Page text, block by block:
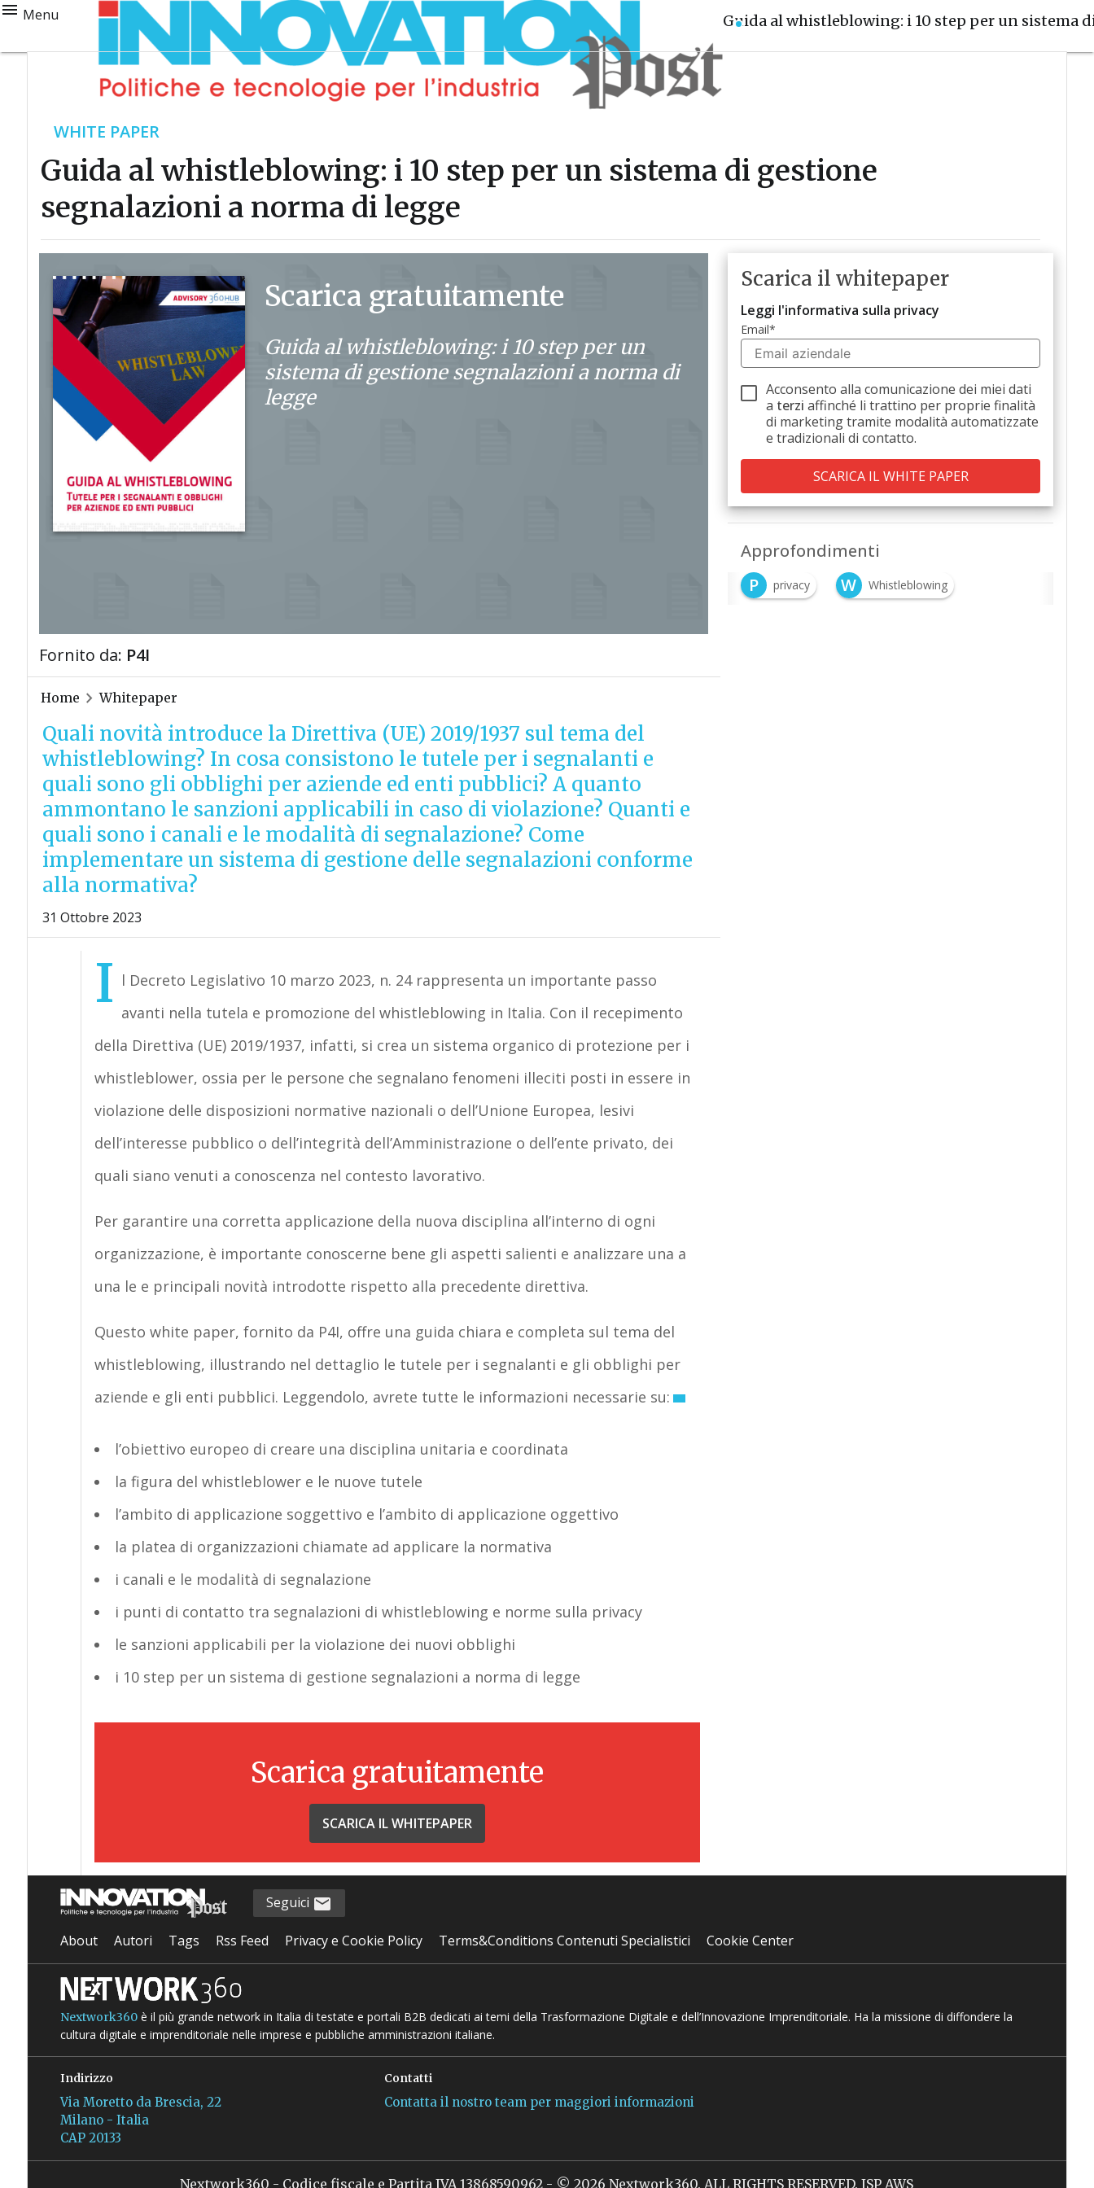
Menu Guida al whistleblowing: i 10 step per un sistema
WHITE PAPER
Guida al whistleblowing: i 10 step per un sistema di gestione
segnalazioni a norma di legge
Scarica gratuitamente
Guida al whistleblowing: i 10 step per un
sistema di gestione segnalazioni a norma di
legge
Fornito da: P4I
Home Whitepaper
Quali novità introduce la Direttiva (UE) 2019/1937 sul tema del
whistleblowing? In cosa consistono le tutele per i segnalanti e
quali sono gli obblighi per aziende ed enti pubblici? A quanto
ammontano le sanzioni applicabili in caso di violazione? Quanti e
quali sono i canali e le modalità di segnalazione? Come
implementare un sistema di gestione delle segnalazioni conforme
alla normativa?
31 Ottobre 2023
I l Decreto Legislativo 10 marzo 2023, n. 24 rappresenta un importante passo
avanti nella tutela e promozione del whistleblowing in Italia. Con il recepimento
della Direttiva (UE) 2019/1937, infatti, si crea un sistema organico di protezione per i
whistleblower, ossia per le persone che segnalano fenomeni illeciti posti in essere in
violazione delle disposizioni normative nazionali o dell’Unione Europea, lesivi
dell’interesse pubblico o dell’integrità dell’Amministrazione o dell’ente privato, dei
quali siano venuti a conoscenza nel contesto lavorativo.
Per garantire una corretta applicazione della nuova disciplina all’interno di ogni
organizzazione, è importante conoscerne bene gli aspetti salienti e analizzare una a
una le e principali novità introdotte rispetto alla precedente direttiva.
Questo white paper, fornito da P4I, offre una guida chiara e completa sul tema del
whistleblowing, illustrando nel dettaglio le tutele per i segnalanti e gli obblighi per
aziende e gli enti pubblici. Leggendolo, avrete tutte le informazioni necessarie su:
l’obiettivo europeo di creare una disciplina unitaria e coordinata
la figura del whistleblower e le nuove tutele
l’ambito di applicazione soggettivo e l’ambito di applicazione oggettivo
la platea di organizzazioni chiamate ad applicare la normativa
i canali e le modalità di segnalazione
i punti di contatto tra segnalazioni di whistleblowing e norme sulla privacy
le sanzioni applicabili per la violazione dei nuovi obblighi
i 10 step per un sistema di gestione segnalazioni a norma di legge
Scarica gratuitamente
SCARICA IL WHITEPAPER
Scarica il whitepaper
Leggi l'informativa sulla privacy
Email*
Acconsento alla comunicazione dei miei dati
a terzi affinché li trattino per proprie finalità
di marketing tramite modalità automatizzate
e tradizionali di contatto.
Approfondimenti
P
privacy W Whistleblowing
Seguici
About Autori Tags Rss Feed Privacy e Cookie Policy Terms&Conditions Contenuti Specialistici Cookie Center
Nextwork360è il più grande network in Italia di testate e portali B2B dedicati ai temi della Trasformazione Digitale e dell’Innovazione Imprenditoriale. Ha la missione di diffondere la
cultura digitale e imprenditoriale nelle imprese e pubbliche amministrazioni italiane.
Indirizzo
Via Moretto da Brescia, 22
Milano - Italia
CAP 20133
Contatti
Contatta il nostro team per maggiori informazioni
Nextwork360 - Codice fiscale e Partita IVA 13868590962 - © 2026 Nextwork360. ALL RIGHTS RESERVED. ISP AWS